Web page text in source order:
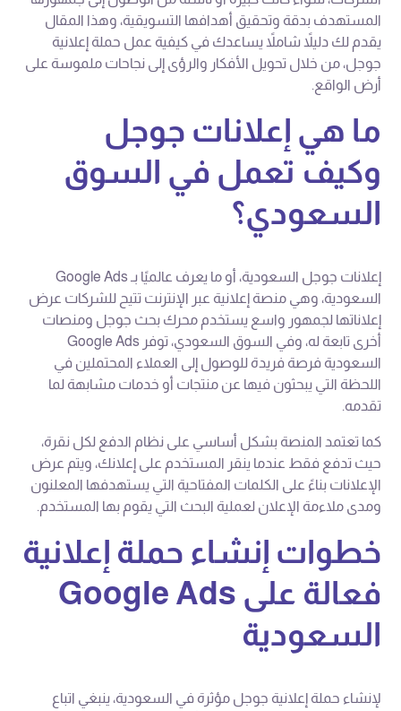
المستهدف بدقة وتحقيق أهدافها التسويقية، وهذا المقال
يقدم لك دليلاً شاملاً يساعدك في كيفية عمل حملة إعلانية
جوجل، من خلال تحويل الأفكار والرؤى إلى نجاحات ملموسة على
أرض الواقع.
ما هي إعلانات جوجل
وكيف تعمل في السوق
السعودي؟
إعلانات جوجل السعودية، أو ما يعرف عالميًا بـ Google Ads
السعودية، وهي منصة إعلانية عبر الإنترنت تتيح للشركات عرض
إعلاناتها لجمهور واسع يستخدم محرك بحث جوجل ومنصات
أخرى تابعة له، وفي السوق السعودي، توفر Google Ads
السعودية فرصة فريدة للوصول إلى العملاء المحتملين في
اللحظة التي يبحثون فيها عن منتجات أو خدمات مشابهة لما
تقدمه.
كما تعتمد المنصة بشكل أساسي على نظام الدفع لكل نقرة،
حيث تدفع فقط عندما ينقر المستخدم على إعلانك، ويتم عرض
الإعلانات بناءً على الكلمات المفتاحية التي يستهدفها المعلنون
ومدى ملاءمة الإعلان لعملية البحث التي يقوم بها المستخدم.
خطوات إنشاء حملة إعلانية
فعالة على Google Ads
السعودية
لإنشاء حملة إعلانية جوجل مؤثرة في السعودية، ينبغي اتباع